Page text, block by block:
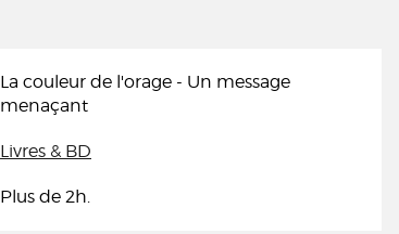
La couleur de l'orage - Un message
menaçant
Livres & BD
Plus de 2h.